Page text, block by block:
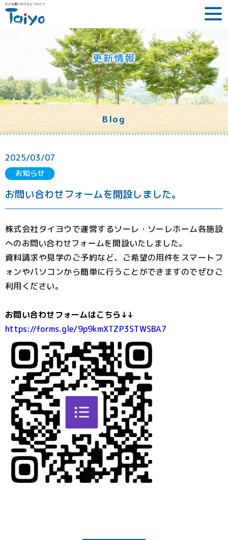
更新情報
Blog
2025/03/07
お知らせ
お問い合わせフォームを開設しました。
株式会社タイヨウで運営するソーレ・ソーレホーム各施設
へのお問い合わせフォームを開設いたしました。
資料請求や見学のご予約など、ご希望の用件をスマートフ
ォンやパソコンから簡単に行うことができますのでぜひご
利用ください。
お問い合わせフォームはこちら↓↓
https://forms.gle/9p9kmXTZP3STWSBA7